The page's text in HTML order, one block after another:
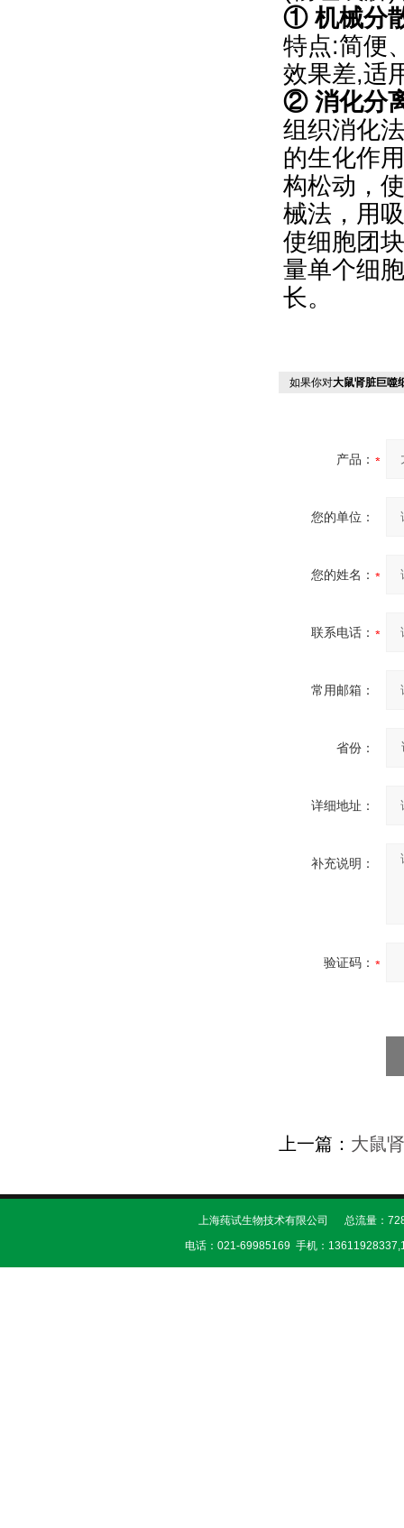
① 机械分
特点:简便
效果差,适
② 消化分
组织消化
的生化作
构松动，
械法，用
使细胞团
量单个细
长。
如果你对大鼠肾脏巨噬
产品：
您的单位：
您的姓名：
联系电话：
常用邮箱：
省份：
详细地址：
补充说明：
验证码：
上一篇： 大鼠
上海莼试生物技术有限公司 总流量：
电话：021-69985169 手机：